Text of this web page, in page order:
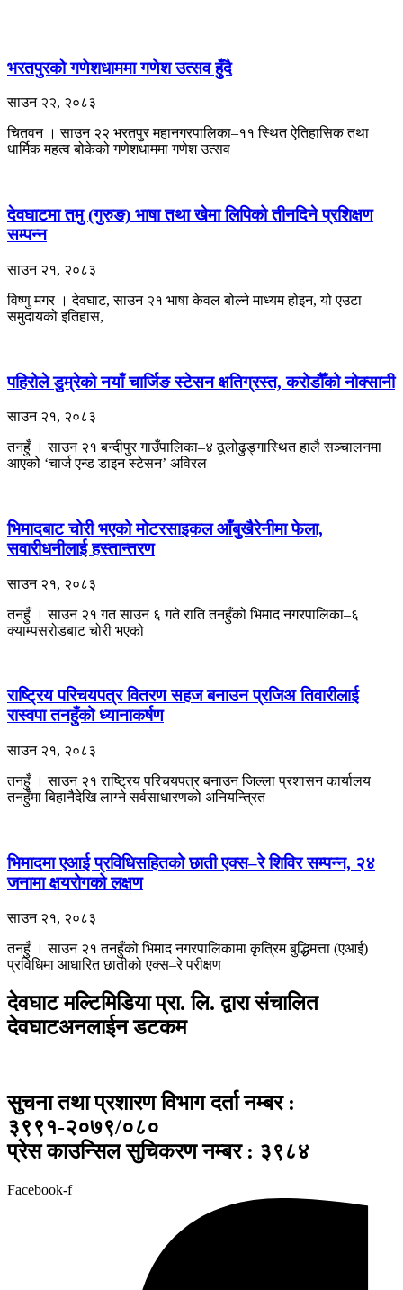
भरतपुरको गणेशधाममा गणेश उत्सव हुँदै
साउन २२, २०८३
चितवन । साउन २२ भरतपुर महानगरपालिका–११ स्थित ऐतिहासिक तथा
धार्मिक महत्व बोकेको गणेशधाममा गणेश उत्सव
देवघाटमा तमु (गुरुङ) भाषा तथा खेमा लिपिको तीनदिने प्रशिक्षण
सम्पन्न
साउन २१, २०८३
विष्णु मगर । देवघाट, साउन २१ भाषा केवल बोल्ने माध्यम होइन, यो एउटा
समुदायको इतिहास,
पहिरोले डुम्रेको नयाँ चार्जिङ स्टेसन क्षतिग्रस्त, करोडौँको नोक्सानी
साउन २१, २०८३
तनहुँ । साउन २१ बन्दीपुर गाउँपालिका–४ ठूलोढुङ्गास्थित हालै सञ्चालनमा
आएको ‘चार्ज एन्ड डाइन स्टेसन’ अविरल
भिमादबाट चोरी भएको मोटरसाइकल आँबुखैरेनीमा फेला,
सवारीधनीलाई हस्तान्तरण
साउन २१, २०८३
तनहुँ । साउन २१ गत साउन ६ गते राति तनहुँको भिमाद नगरपालिका–६
क्याम्पसरोडबाट चोरी भएको
राष्ट्रिय परिचयपत्र वितरण सहज बनाउन प्रजिअ तिवारीलाई
रास्वपा तनहुँको ध्यानाकर्षण
साउन २१, २०८३
तनहुँ । साउन २१ राष्ट्रिय परिचयपत्र बनाउन जिल्ला प्रशासन कार्यालय
तनहुँमा बिहानैदेखि लाग्ने सर्वसाधारणको अनियन्त्रित
भिमादमा एआई प्रविधिसहितको छाती एक्स–रे शिविर सम्पन्न, २४
जनामा क्षयरोगको लक्षण
साउन २१, २०८३
तनहुँ । साउन २१ तनहुँको भिमाद नगरपालिकामा कृत्रिम बुद्धिमत्ता (एआई)
प्रविधिमा आधारित छातीको एक्स–रे परीक्षण
देवघाट मल्टिमिडिया प्रा. लि. द्वारा संचालित
देवघाटअनलाईन डटकम
सुचना तथा प्रशारण विभाग दर्ता नम्बर :
३९९१-२०७९/०८०
प्रेस काउन्सिल सुचिकरण नम्बर : ३९८४
Facebook-f